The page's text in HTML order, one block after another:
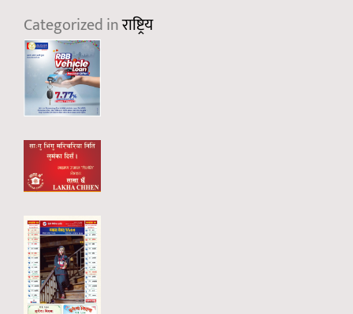
Categorized inराष्ट्रिय